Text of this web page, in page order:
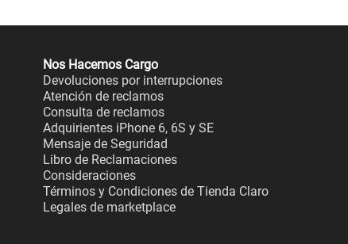
Nos Hacemos Cargo
Devoluciones por interrupciones
Atención de reclamos
Consulta de reclamos
Adquirientes iPhone 6, 6S y SE
Mensaje de Seguridad
Libro de Reclamaciones
Consideraciones
Términos y Condiciones de Tienda Claro
Legales de marketplace